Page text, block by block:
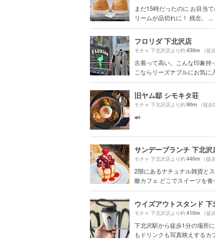
まだ15時だったのに お目当
リームが品切れに！ 残念。 ...
フロリダ 下北沢店
モチャ 下北沢店より約430m （徒
古着って高い。こんな印象持
こならリーズナブルにお気に
旧ヤム邸 シモキタ荘
モチャ 下北沢店より約90m （徒歩
🍛
サンデーブランチ 下北沢
モチャ 下北沢店より約440m （徒
2階にあるナチュナル雑貨と
敵カフェ どこでスイーツを食
モチャ 下北沢店より約410m （徒
下北沢駅から徒歩1分の場所
もドリンクも写真映えするカ